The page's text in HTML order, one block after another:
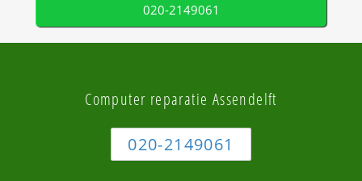
020-2149061
Computer reparatie Assendelft
020-2149061